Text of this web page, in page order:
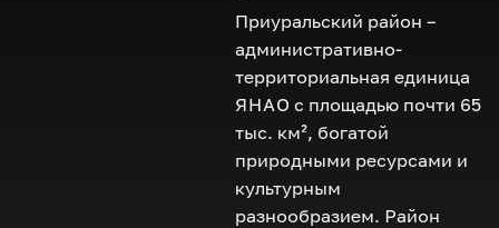
Приуральский район –
административно-
территориальная единица
ЯНАО с площадью почти 65
тыс. км², богатой
природными ресурсами и
культурным
разнообразием. Район